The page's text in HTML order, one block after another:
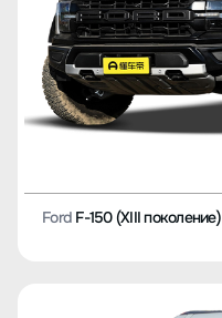
Ford F-150 (XIII поколение)